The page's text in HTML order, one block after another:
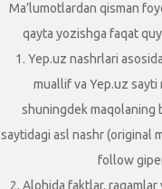
Ma’lumotlardan qisman
qayta yozishga faqat
1. Yep.uz nashrlari
muallif va Yep.uz sayti
shuningdek maqolaning
saytidagi asl nashr (original
follow
2. Alohida faktlar,